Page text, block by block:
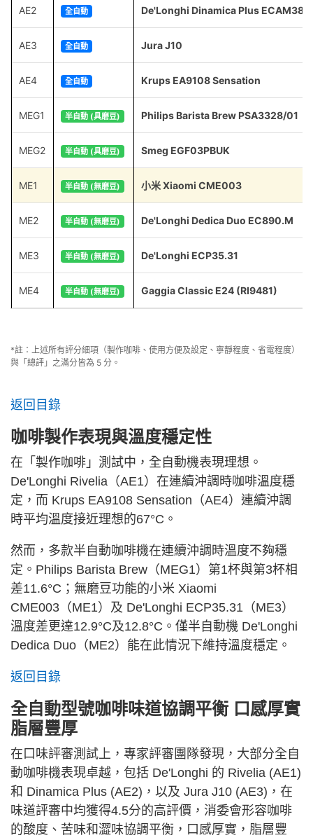
AE2 全自動 De'Longhi Dinamica Plus
AE3 全自動 Jura J10
AE4 全自動 Krups EA9108 Sensation
MEG1 半自動 (具磨豆) Philips Barista Brew PSA3328/01
MEG2 半自動 (具磨豆) Smeg EGF03PBUK
ME1 半自動 (無磨豆) 小米 Xiaomi CME003
ME2 半自動 (無磨豆) De'Longhi Dedica Duo EC890.M
ME3 半自動 (無磨豆) De'Longhi ECP35.31
ME4 半自動 (無磨豆) Gaggia Classic E24 (RI9481)
*註：上述所有評分細項（製作咖啡、使用方便及設定、寧靜程度、省電程度）
與「總評」之滿分皆為 5 分。
返回目錄
咖啡製作表現與溫度穩定性
在「製作咖啡」測試中，全自動機表現理想。
De'Longhi Rivelia（AE1）在連續沖調時咖啡溫度穩
定，而 Krups EA9108 Sensation（AE4）連續沖調
時平均溫度接近理想的67°C。
然而，多款半自動咖啡機在連續沖調時溫度不夠穩
定。Philips Barista Brew（MEG1）第1杯與第3杯相
差11.6°C；無磨豆功能的小米 Xiaomi
CME003（ME1）及 De'Longhi ECP35.31（ME3）
溫度差更達12.9°C及12.8°C。僅半自動機 De'Longhi
Dedica Duo（ME2）能在此情況下維持溫度穩定。
返回目錄
全自動型號咖啡味道協調平衡 口感厚實
脂層豐厚
在口味評審測試上，專家評審團隊發現，大部分全自
動咖啡機表現卓越，包括 De'Longhi 的 Rivelia (AE1)
和 Dinamica Plus (AE2)，以及 Jura J10 (AE3)，在
味道評審中均獲得4.5分的高評價，消委會形容咖啡
的酸度、苦味和澀味協調平衡，口感厚實，脂層豐